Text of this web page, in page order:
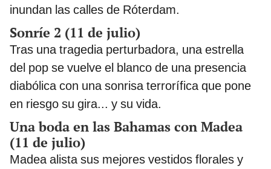
inundan las calles de Róterdam.
Sonríe 2 (11 de julio)
Tras una tragedia perturbadora, una estrella
del pop se vuelve el blanco de una presencia
diabólica con una sonrisa terrorífica que pone
en riesgo su gira... y su vida.
Una boda en las Bahamas con Madea
(11 de julio)
Madea alista sus mejores vestidos florales y